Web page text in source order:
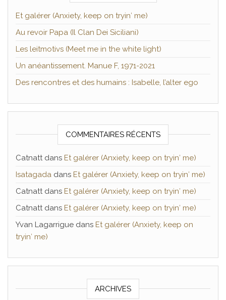
Et galérer (Anxiety, keep on tryin′ me)
Au revoir Papa (Il Clan Dei Siciliani)
Les leitmotivs (Meet me in the white light)
Un anéantissement. Manue F, 1971-2021
Des rencontres et des humains : Isabelle, l’alter ego
COMMENTAIRES RÉCENTS
Catnattdans Et galérer (Anxiety, keep on tryin′ me)
Isatagada dans Et galérer (Anxiety, keep on tryin′ me)
Catnattdans Et galérer (Anxiety, keep on tryin′ me)
Catnattdans Et galérer (Anxiety, keep on tryin′ me)
Yvan Lagarrigue dans Et galérer (Anxiety, keep on
tryin′ me)
ARCHIVES